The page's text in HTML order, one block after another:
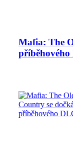
Mafia: The